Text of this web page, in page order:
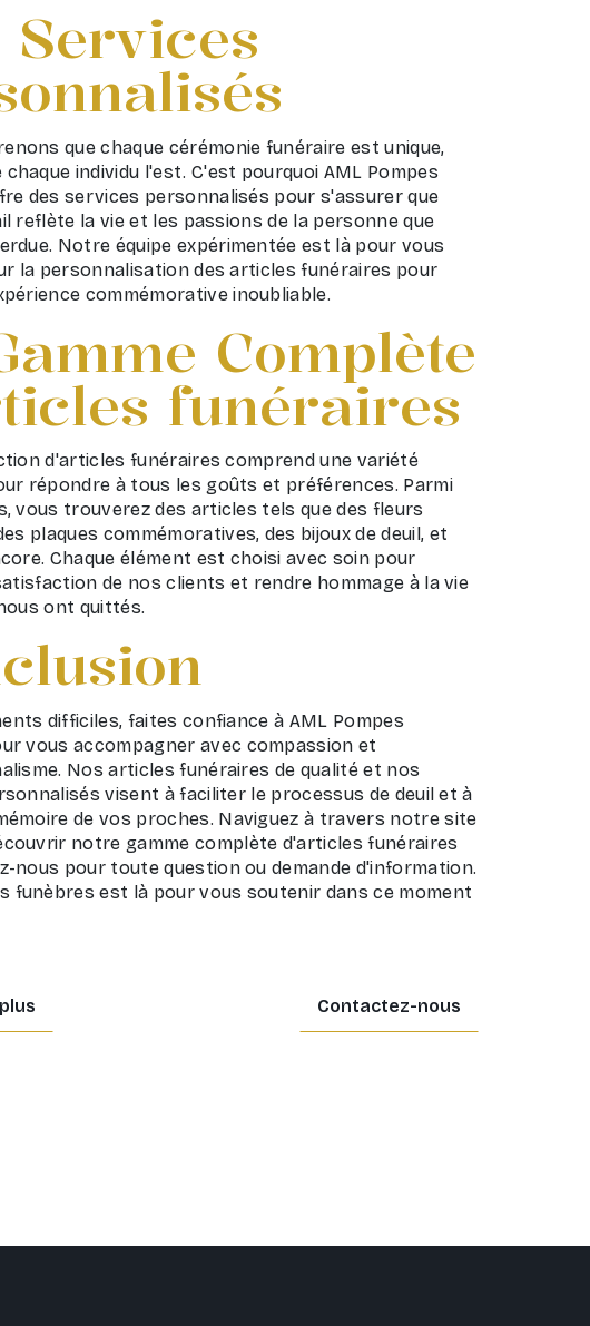
Services
que chaque cérémonie funéraire est unique,
individu l'est. C'est pourquoi AML Pompes
des services personnalisés pour s'assurer que
reflète la vie et les passions de la personne que
Notre équipe expérimentée est là pour vous
la personnalisation des articles funéraires pour
commémorative inoubliable.
Complète
funéraires
d'articles funéraires comprend une variété
répondre à tous les goûts et préférences. Parmi
vous trouverez des articles tels que des fleurs
plaques commémoratives, des bijoux de deuil, et
Chaque élément est choisi avec soin pour
de nos clients et rendre hommage à la vie
ont quittés.
difficiles, faites confiance à AML Pompes
vous accompagner avec compassion et
Nos articles funéraires de qualité et nos
visent à faciliter le processus de deuil et à
de vos proches. Naviguez à travers notre site
notre gamme complète d'articles funéraires
nous pour toute question ou demande d'information.
funèbres est là pour vous soutenir dans ce moment
Contactez-nous